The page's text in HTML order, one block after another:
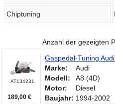
Chiptuning
Anzahl der gezeigten
AT134231
189,00 €
Gaspedal-Tuning
Marke:
Audi
Modell:
A8 (4D)
Motor:
Diesel
Baujahr: 1994-2002